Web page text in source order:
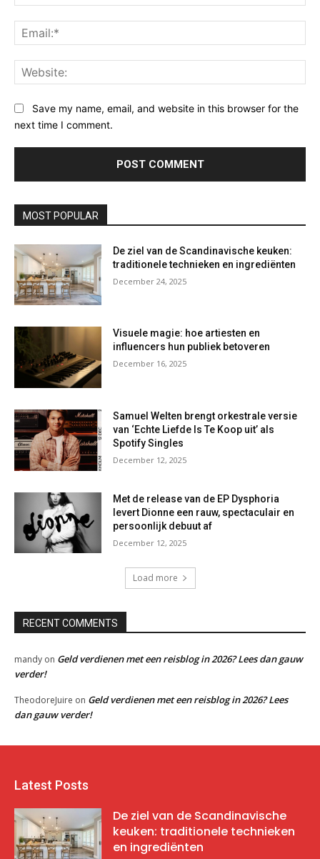
Save my name, email, and website in this browser for the
next time I comment.
MOST POPULAR
De ziel van de Scandinavische keuken:
traditionele technieken en ingrediënten
December 24, 2025
Visuele magie: hoe artiesten en
influencers hun publiek betoveren
December 16, 2025
Samuel Welten brengt orkestrale versie
van ‘Echte Liefde Is Te Koop uit’ als
Spotify Singles
December 12, 2025
Met de release van de EP Dysphoria
levert Dionne een rauw, spectaculair en
persoonlijk debuut af
December 12, 2025
Load more
RECENT COMMENTS
mandy on Geld verdienen met een reisblog in 2026? Lees dan gauw
verder!
TheodoreJuire on Geld verdienen met een reisblog in 2026? Lees
dan gauw verder!
Latest Posts
De ziel van de Scandinavische
keuken: traditionele technieken
en ingrediënten